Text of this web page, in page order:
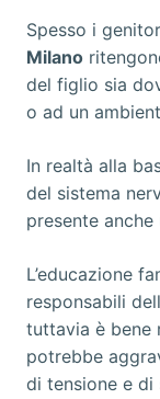
Spesso i
Milano
del figlio sia
o ad un
In realtà alla
del sistema
presente
L’educazione
responsabili
tuttavia è bene
potrebbe
di tensione e di